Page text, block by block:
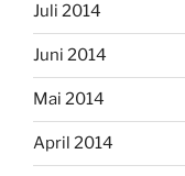
Juli 2014
Juni 2014
Mai 2014
April 2014